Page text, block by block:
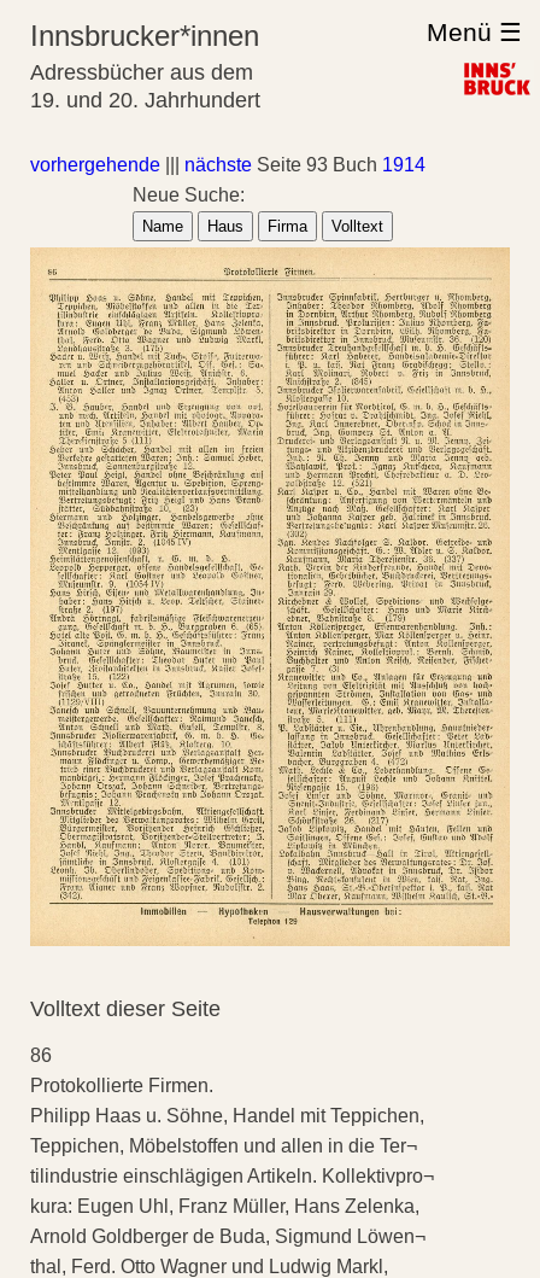
Innsbrucker*innen
Adressbücher aus dem
19. und 20. Jahrhundert
Menü ☰
vorhergehende nächste Seite 93 Buch 1914
Neue Suche:
Name Haus Firma Volltext
Volltext dieser Seite
86
Protokollierte Firmen.
Philipp Haas u. Söhne, Handel mit Teppichen,
Teppichen, Möbelstoffen und allen in die Ter¬
tilindustrie einschlägigen Artikeln. Kollektivpro¬
kura: Eugen Uhl, Franz Müller, Hans Zelenka,
Arnold Goldberger de Buda, Sigmund Löwen¬
thal, Ferd. Otto Wagner und Ludwig Markl,